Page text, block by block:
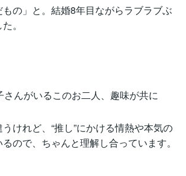
の」と。結婚8年目ながらラブラブぶ
。
んがいるこのお二人、趣味が共に
けれど、“推し”にかける情熱や本気の
ので、ちゃんと理解し合っています。